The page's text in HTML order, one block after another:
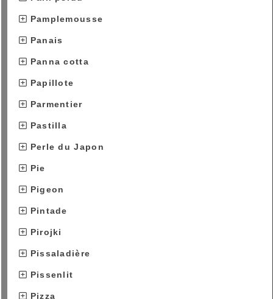
Pamplemousse
Panais
Panna cotta
Papillote
Parmentier
Pastilla
Perle du Japon
Pie
Pigeon
Pintade
Pirojki
Pissaladière
Pissenlit
Pizza